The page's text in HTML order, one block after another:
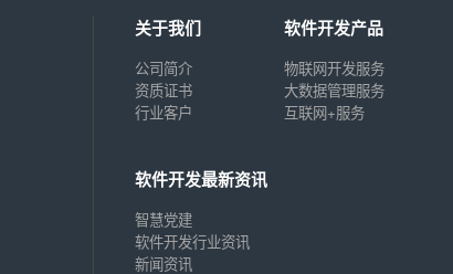
关于我们
公司简介
资质证书
行业客户
软件开发产品
物联网开发服务
大数据管理服务
互联网+服务
软件开发最新资讯
智慧党建
软件开发行业资讯
新闻资讯